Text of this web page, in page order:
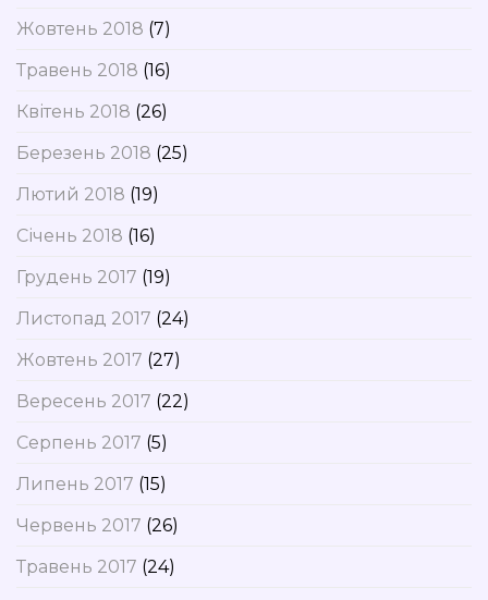
Жовтень 2018 (7)
Травень 2018 (16)
Квітень 2018 (26)
Березень 2018 (25)
Лютий 2018 (19)
Січень 2018 (16)
Грудень 2017 (19)
Листопад 2017 (24)
Жовтень 2017 (27)
Вересень 2017 (22)
Серпень 2017 (5)
Липень 2017 (15)
Червень 2017 (26)
Травень 2017 (24)